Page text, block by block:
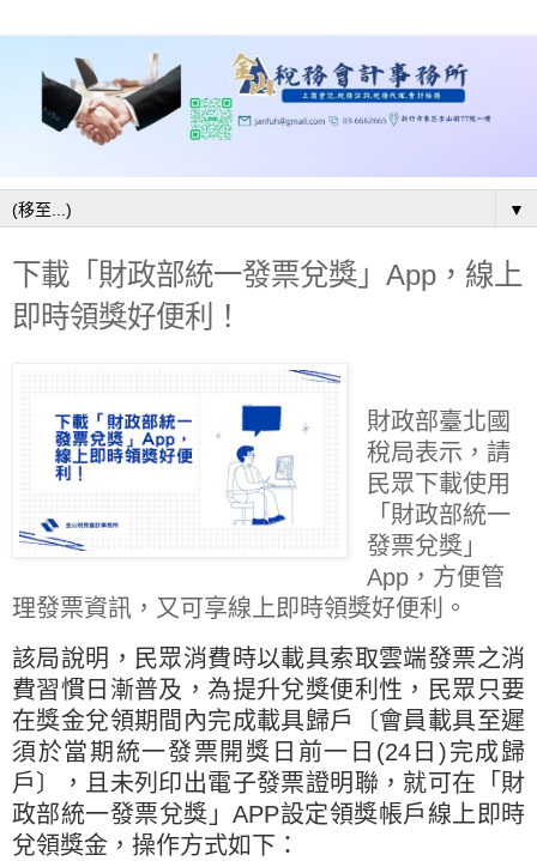
▼
下載「財政部統一發票兌獎」App，線上
即時領獎好便利！
財政部臺北國
稅局表示，請
民眾下載使用
「財政部統一
發票兌獎」
App，方便管
理發票資訊，又可享線上即時領獎好便利。
該局說明，民眾消費時以載具索取雲端發票之消
費習慣日漸普及，為提升兌獎便利性，民眾只要
在獎金兌領期間內完成載具歸戶〔會員載具至遲
須於當期統一發票開獎日前一日(24日)完成歸
戶〕，且未列印出電子發票證明聯，就可在「財
政部統一發票兌獎」APP設定領獎帳戶線上即時
兌領獎金，操作方式如下：